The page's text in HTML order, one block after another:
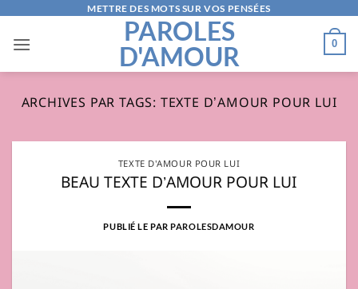
contenu
METTRE DES MOTS SUR VOS PENSÉES
PAROLES
D'AMOUR
0
ARCHIVES PAR TAGS: TEXTE D’AMOUR POUR LUI
TEXTE D'AMOUR POUR LUI
BEAU TEXTE D’AMOUR POUR LUI
PUBLIÉ LEPARPAROLESDAMOUR